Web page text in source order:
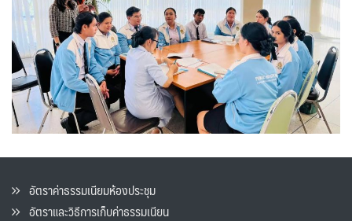
อัตราค่าธรรมเนียมห้องประชุม
อัตราและวิธีการเก็บค่าธรรมเนียน